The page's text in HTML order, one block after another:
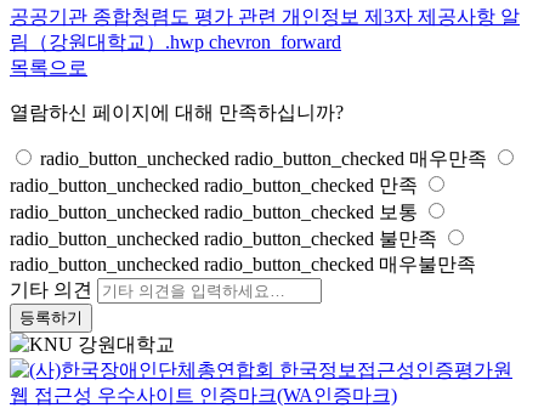
공공기관 종합청렴도 평가 관련 개인정보 제3자 제공사항 알
림（강원대학교）.hwp chevron_forward
목록으로
열람하신 페이지에 대해 만족하십니까?
radio_button_unchecked radio_button_checked 매우만족
radio_button_unchecked radio_button_checked 만족
radio_button_unchecked radio_button_checked 보통
radio_button_unchecked radio_button_checked 불만족
radio_button_unchecked radio_button_checked 매우불만족
기타 의견
등록하기